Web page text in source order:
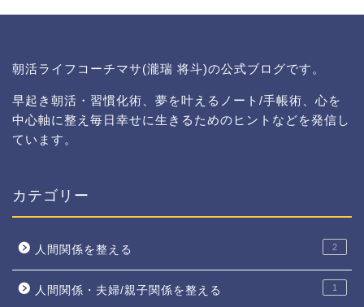
朝活ライフコーチマサ(瀧瑞 将斗)の公式ブログです。
早起き朝活・習慣化術、夢を叶えるノート/手帳術、心を
中心軸に整え毎日幸せに生きるためのヒントなどを発信し
ています。
カテゴリー
人間関係を整える 2
人間関係・夫婦/親子関係を整える 1